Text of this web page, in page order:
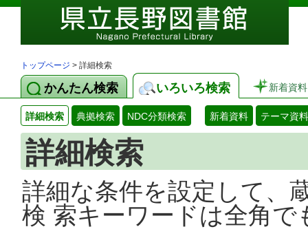
トップページ > 詳細検索
かんたん検索 いろいろ検索 新着資料
詳細検索 典拠検索 NDC分類検索 新着資料 テーマ資料
詳細検索
詳細な条件を設定して、
検 索キーワードは全角